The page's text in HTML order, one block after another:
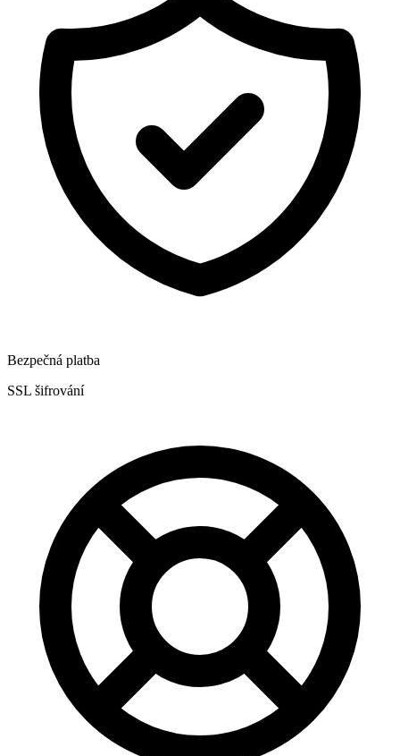
Bezpečná platba
SSL šifrování